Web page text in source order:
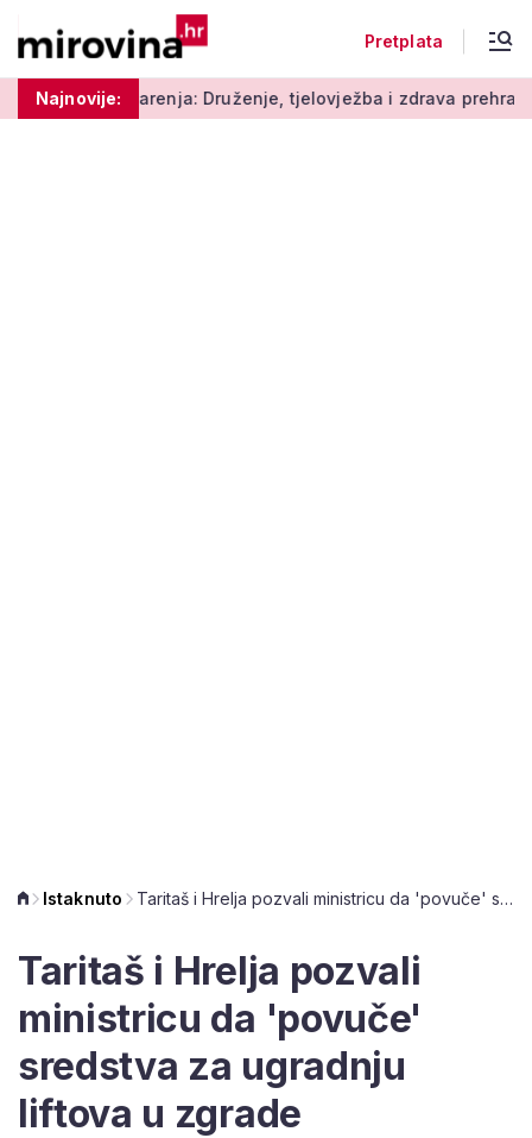
Pretplata
Najnovije:
Druženje, tjelovježba i zdrava prehrana za
Istaknuto Taritaš i Hrelja pozvali ministricu da 'povuče' sredstva za ugradnju liftova u zgrade
Taritaš i Hrelja pozvali
ministricu da 'povuče'
sredstva za ugradnju
liftova u zgrade